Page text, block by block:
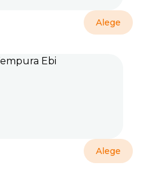
Alege
Alege